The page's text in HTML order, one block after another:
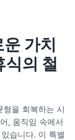
9선
프리미엄 마사지
데이트 5가지
가치
의 철
을 회복하는 시
, 움직임 속에서
습니다. 이 특별